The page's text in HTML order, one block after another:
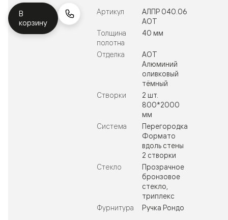
В
корзину
Артикул
АЛПР 040.06
АОТ
Толщина
полотна
40 мм
Отделка
АОТ
Алюминий
оливковый
тёмный
Створки
2 шт.
800*2000
мм
Система
Перегородка
Формато
вдоль стены
2 створки
Стекло
Прозрачное
бронзовое
стекло,
триплекс
Фурнитура
Ручка Рондо